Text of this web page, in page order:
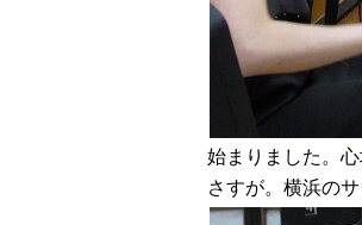
始まりました。
さすが。横浜の